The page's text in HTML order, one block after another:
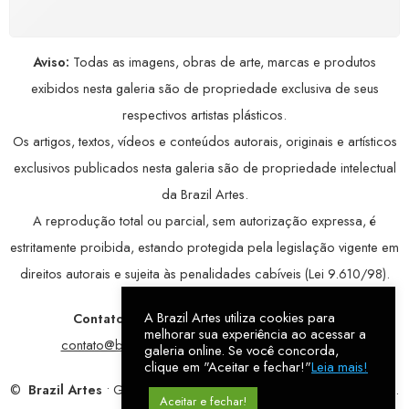
Aviso: Todas as imagens, obras de arte, marcas e produtos
exibidos nesta galeria são de propriedade exclusiva de seus
respectivos artistas plásticos.
Os artigos, textos, vídeos e conteúdos autorais, originais e artísticos
exclusivos publicados nesta galeria são de propriedade intelectual
da Brazil Artes.
A reprodução total ou parcial, sem autorização expressa, é
estritamente proibida, estando protegida pela legislação vigente em
direitos autorais e sujeita às penalidades cabíveis (Lei 9.610/98).
Contatos: WhatsApp:79 9998-1221/ E-mail:
contato@brazilartes.com/ Instagram:@brazilartes
© Brazil Artes • Galeria Online.9 anosde história (2017 – 2026).
A Brazil Artes utiliza cookies para
melhorar sua experiência ao acessar a
galeria online. Se você concorda,
clique em "Aceitar e fechar!"Leia mais!
Aceitar e fechar!